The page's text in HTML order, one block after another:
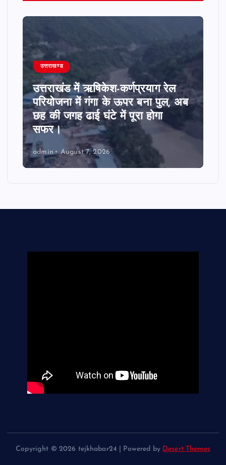
उत्तराखण्ड
उत्तराखंड में ऋषिकेश-कर्णप्रयाग रेल
परियोजना में गंगा के ऊपर बना पुल, अब
छह की जगह ढाई घंटे में पूरा होगा
सफर।
admin August 7, 2026
Copyright © 2026 tejkhabar24 | Powered by Desert Themes